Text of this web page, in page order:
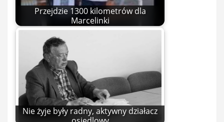
Przejdzie 1300 kilometrów dla
Marcelinki
Nie żyje były radny, aktywny działacz